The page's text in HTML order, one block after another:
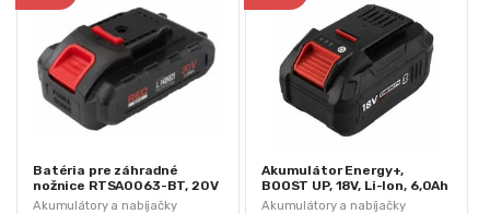
Akumulátory a nabíjačky
Batéria pre záhradné
nožnice RTSA0063-BT, 20V
| RED TECHNIC
Akumulátory a nabíjačky
Akumulátor Energy+,
BOOST UP, 18V, Li-Ion, 6,0Ah
| GRAPHITE